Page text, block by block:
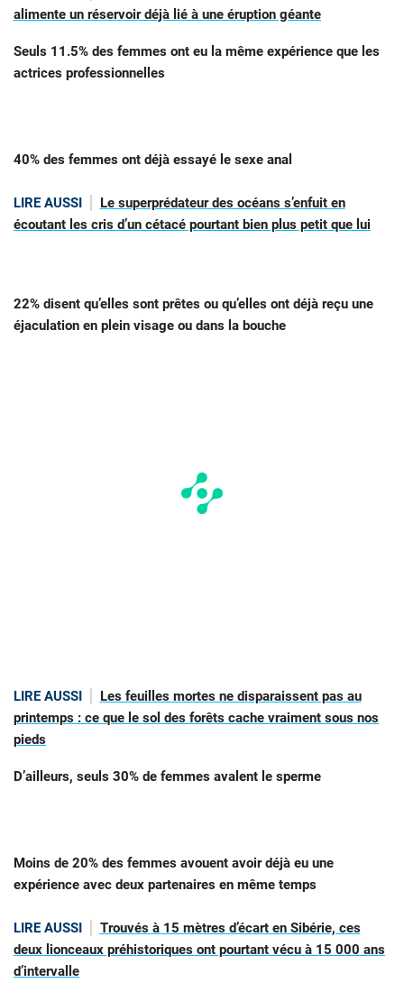
alimente un réservoir déjà lié à une éruption géante
Seuls 11.5% des femmes ont eu la même expérience que les
actrices professionnelles
40% des femmes ont déjà essayé le sexe anal
LIRE AUSSI
Le superprédateur des océans s’enfuit en
écoutant les cris d’un cétacé pourtant bien plus petit que lui
22% disent qu’elles sont prêtes ou qu’elles ont déjà reçu une
éjaculation en plein visage ou dans la bouche
LIRE AUSSI
Les feuilles mortes ne disparaissent pas au
printemps : ce que le sol des forêts cache vraiment sous nos
pieds
D’ailleurs, seuls 30% de femmes avalent le sperme
Moins de 20% des femmes avouent avoir déjà eu une
expérience avec deux partenaires en même temps
LIRE AUSSI
Trouvés à 15 mètres d’écart en Sibérie, ces
deux lionceaux préhistoriques ont pourtant vécu à 15 000 ans
d’intervalle